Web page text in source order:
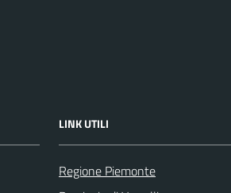
LINK UTILI
Regione Piemonte